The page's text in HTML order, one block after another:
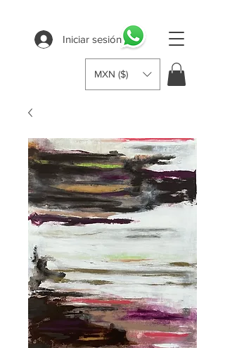
MXN ($)
Iniciar sesión